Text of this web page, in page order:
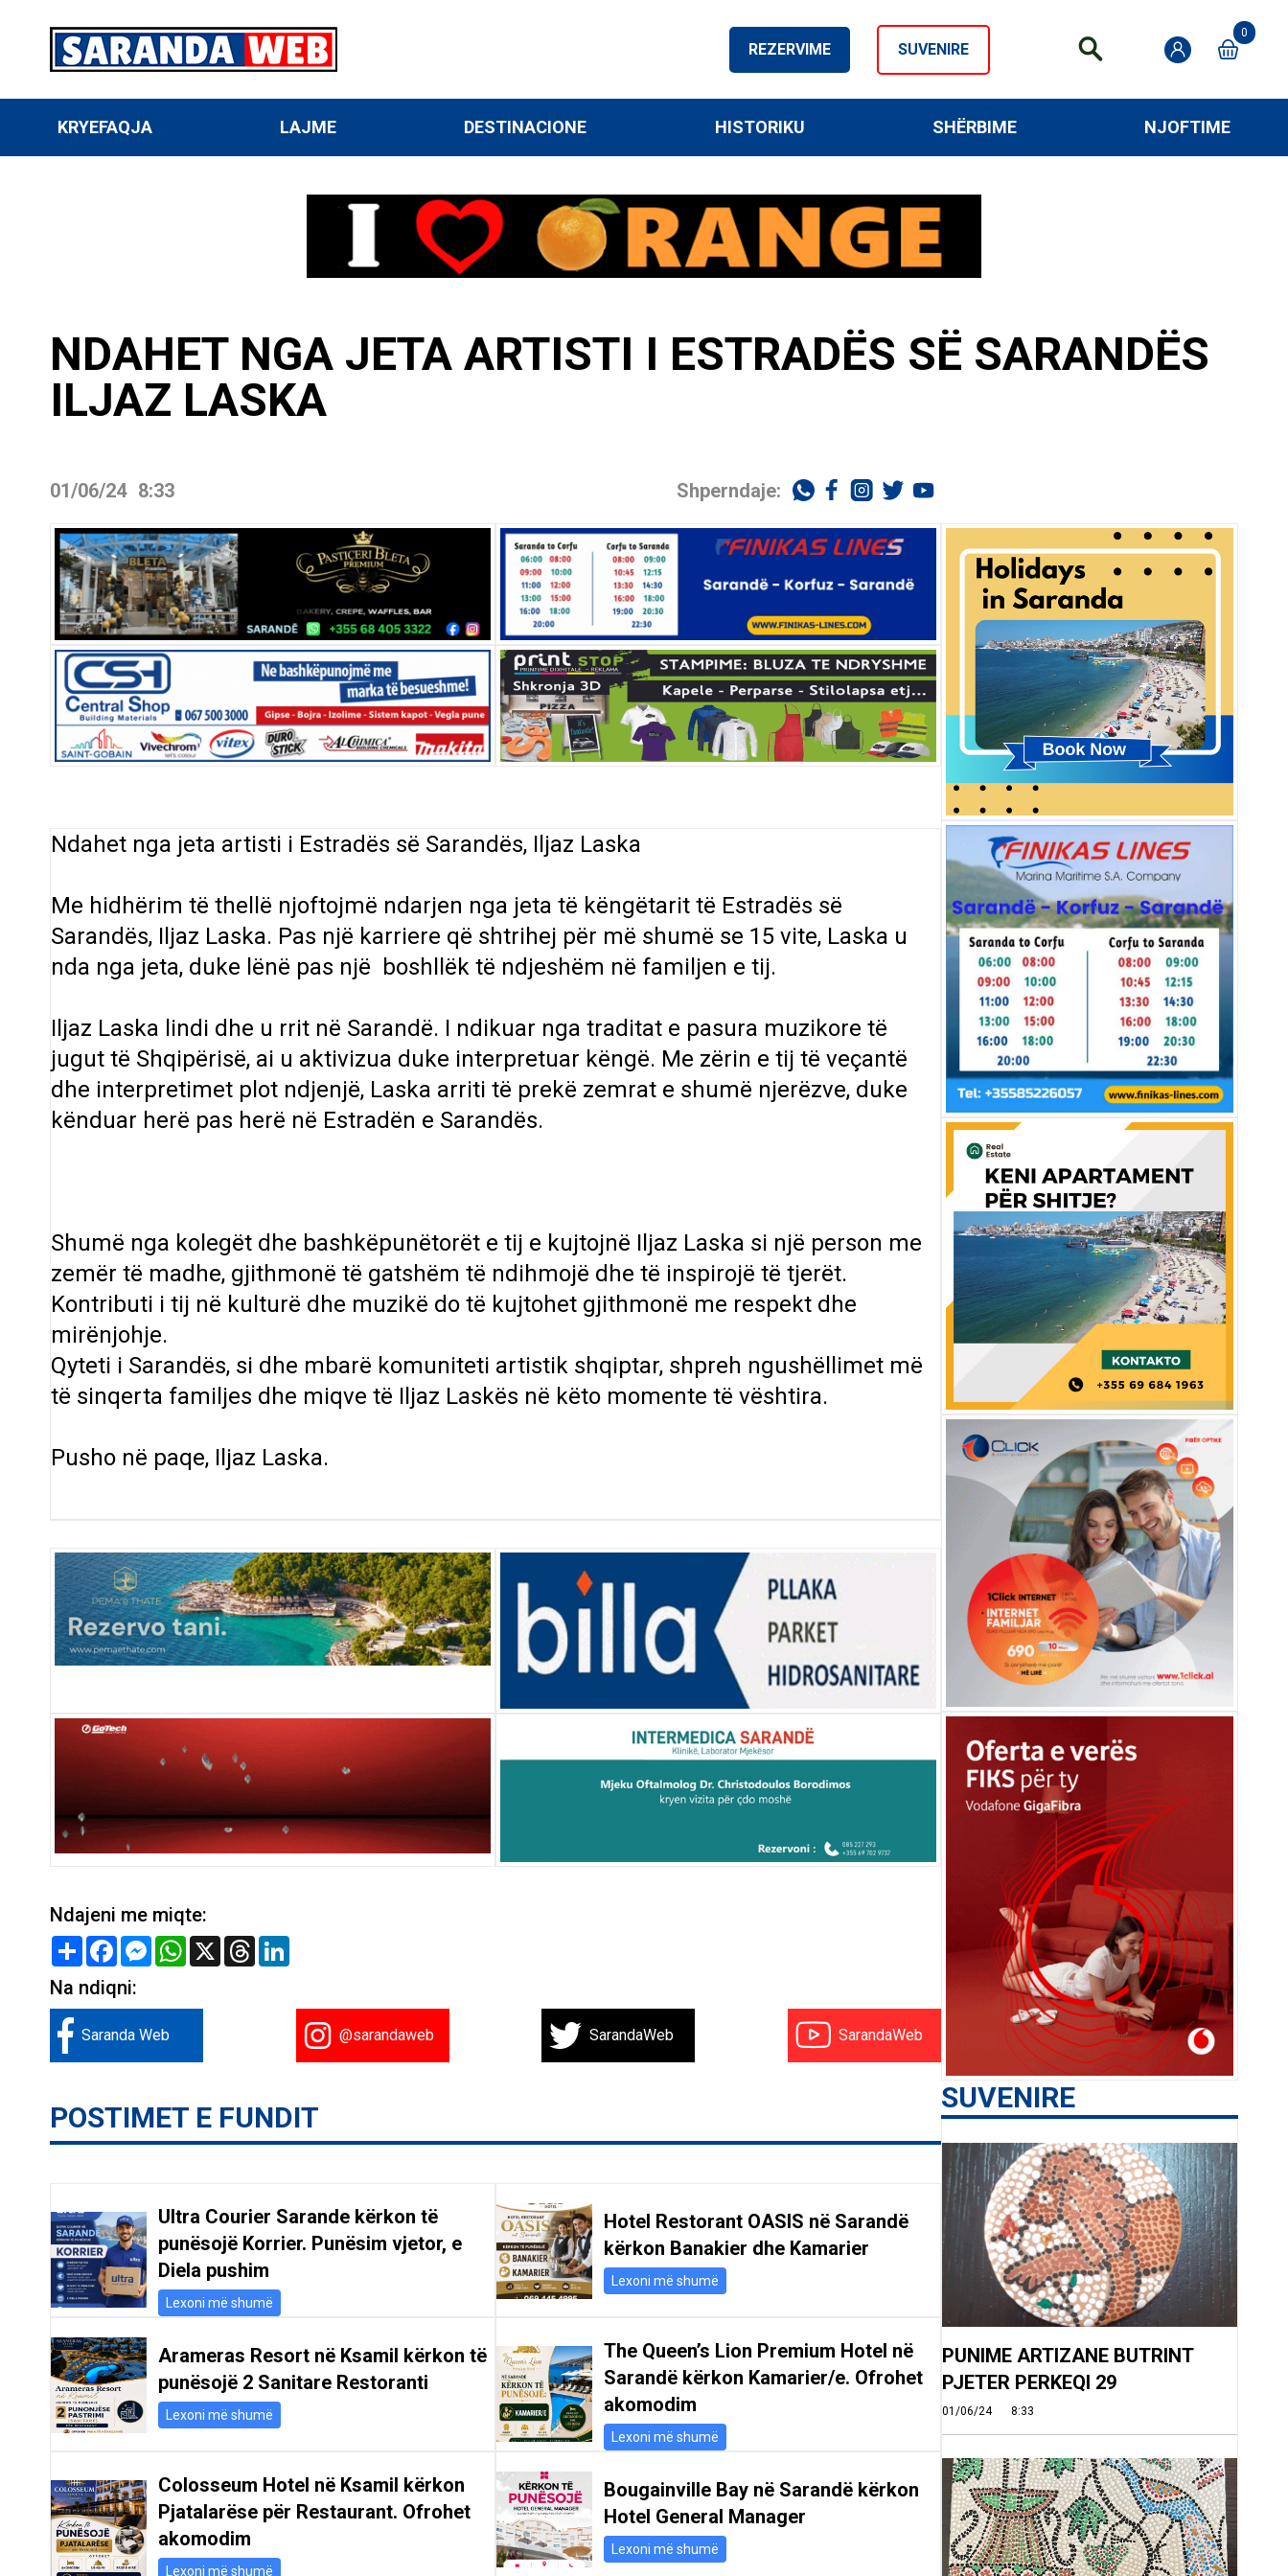
REZERVIME SUVENIRE
0
KRYEFAQJA LAJME DESTINACIONE HISTORIKU SHËRBIME NJOFTIME
NDAHET NGA JETA ARTISTI I ESTRADËS SË SARANDËS
ILJAZ LASKA
01/06/24 8:33 Shperndaje:
Ndahet nga jeta artisti i Estradës së Sarandës, Iljaz Laska
Me hidhërim të thellë njoftojmë ndarjen nga jeta të këngëtarit të Estradës së
Sarandës, Iljaz Laska. Pas një karriere që shtrihej për më shumë se 15 vite, Laska u
nda nga jeta, duke lënë pas një boshllëk të ndjeshëm në familjen e tij.
Iljaz Laska lindi dhe u rrit në Sarandë. I ndikuar nga traditat e pasura muzikore të
jugut të Shqipërisë, ai u aktivizua duke interpretuar këngë. Me zërin e tij të veçantë
dhe interpretimet plot ndjenjë, Laska arriti të prekë zemrat e shumë njerëzve, duke
kënduar herë pas herë në Estradën e Sarandës.
Shumë nga kolegët dhe bashkëpunëtorët e tij e kujtojnë Iljaz Laska si një person me
zemër të madhe, gjithmonë të gatshëm të ndihmojë dhe të inspirojë të tjerët.
Kontributi i tij në kulturë dhe muzikë do të kujtohet gjithmonë me respekt dhe
mirënjohje.
Qyteti i Sarandës, si dhe mbarë komuniteti artistik shqiptar, shpreh ngushëllimet më
të sinqerta familjes dhe miqve të Iljaz Laskës në këto momente të vështira.
Pusho në paqe, Iljaz Laska.
Ndajeni me miqte:
Share FacebookMessenger
WhatsApp
X Threads
Na ndiqni:
Saranda Web @sarandaweb SarandaWeb SarandaWeb
POSTIMET E FUNDIT
Ultra Courier Sarande kërkon të
punësojë Korrier. Punësim vjetor, e
Diela pushim
Lexoni më shumë
Hotel Restorant OASIS në Sarandë
kërkon Banakier dhe Kamarier
Lexoni më shumë
Arameras Resort në Ksamil kërkon të
punësojë 2 Sanitare Restoranti
Lexoni më shumë
The Queen’s Lion Premium Hotel në
Sarandë kërkon Kamarier/e. Ofrohet
akomodim
Lexoni më shumë
Colosseum Hotel në Ksamil kërkon
Pjatalarëse për Restaurant. Ofrohet
akomodim
Lexoni më shumë
Bougainville Bay në Sarandë kërkon
Hotel General Manager
Lexoni më shumë
SUVENIRE
PUNIME ARTIZANE BUTRINT
PJETER PERKEQI 29
01/06/24 8:33